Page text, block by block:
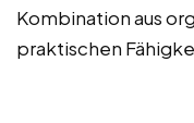
Kombination aus
praktischen